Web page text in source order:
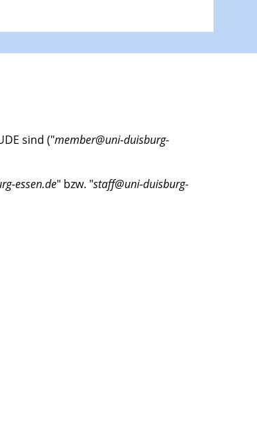
sind ("member@uni-duisburg-
essen.de" bzw. "staff@uni-duisburg-